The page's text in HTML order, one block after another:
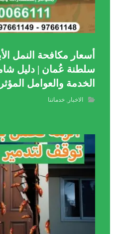
أسعار مكافحة النمل
سلطنة عُمان | دليل
الخدمة والعوامل
الاخبار ,خدماتنا